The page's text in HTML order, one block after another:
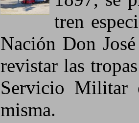
tren
Nación Don
revistar las
Servicio Militar
misma.